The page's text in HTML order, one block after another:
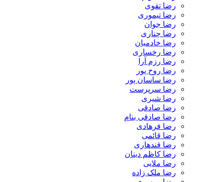
رضا تقوی
رضا تیموری
رضا جوان
رضا چناری
رضا خادمیان
رضا رخساری
رضا رزم آرا
رضا روح پور
رضا ساسان پور
رضا سرپرست
رضا شیری
رضا صادقی
رضا صادقی بنام
رضا فرهادی
رضا قائمی
رضا قندهاری
رضا کاظم دینان
رضا ملایی
رضا ملک زاده